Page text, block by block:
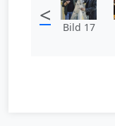
< Bild 17